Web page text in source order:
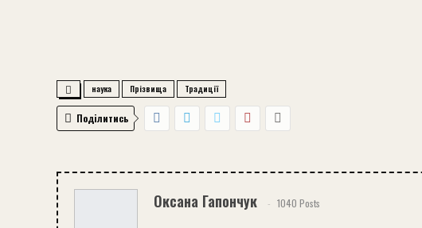
наука Прізвища Традиції
Поділитись
Оксана Гапончук 1040 Posts